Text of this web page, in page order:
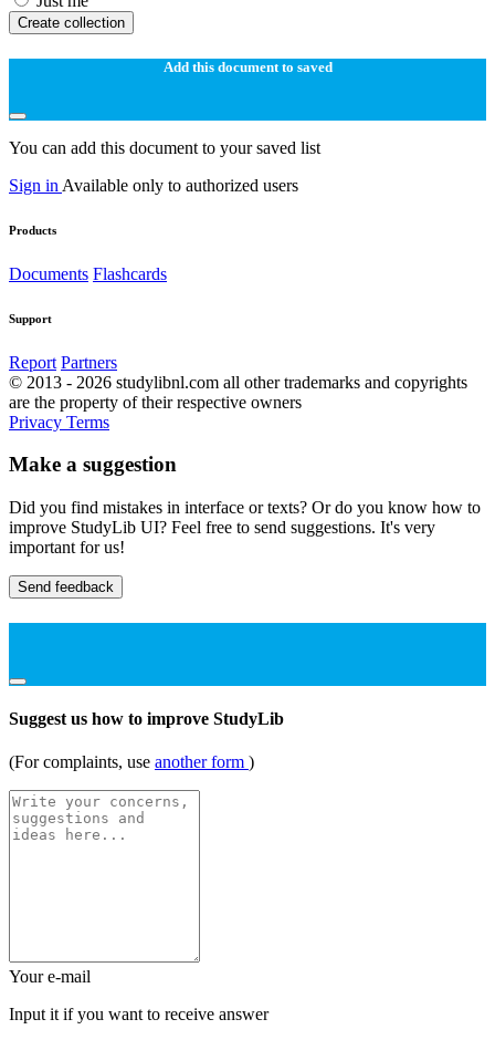
Create collection
Add this document to saved
You can add this document to your saved list
Sign in Available only to authorized users
Products
Documents Flashcards
Support
Report Partners
© 2013 - 2026 studylibnl.com all other trademarks and copyrights
are the property of their respective owners
Privacy Terms
Make a suggestion
Did you find mistakes in interface or texts? Or do you know how to
improve StudyLib UI? Feel free to send suggestions. It's very
important for us!
Send feedback
Suggest us how to improve StudyLib
(For complaints, use another form )
Your e-mail
Input it if you want to receive answer